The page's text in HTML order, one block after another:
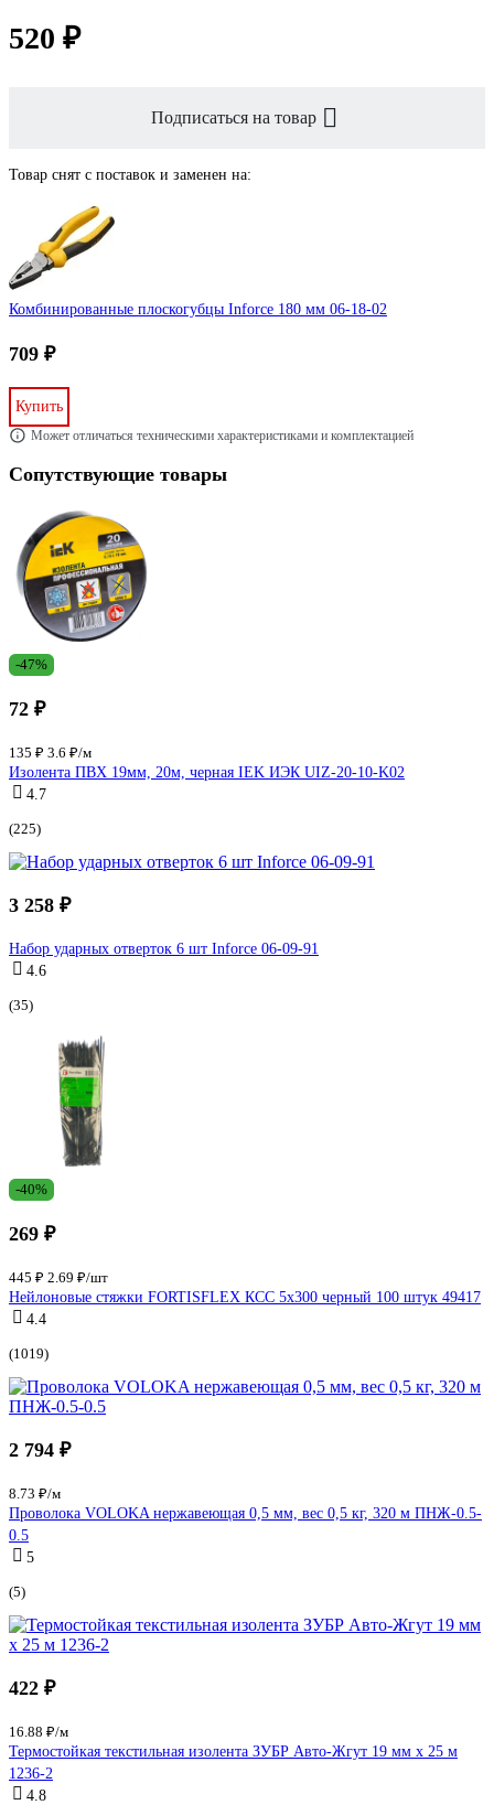
520 ₽
Подписаться на товар
Товар снят с поставок и заменен на:
Комбинированные плоскогубцы Inforce 180 мм 06-18-02
709 ₽
Купить
Может отличаться техническими характеристиками и комплектацией
Сопутствующие товары
-47%
72 ₽
135 ₽ 3.6 ₽/м
Изолента ПВХ 19мм, 20м, черная IEK ИЭК UIZ-20-10-K02
4.7
(225)
3 258 ₽
Набор ударных отверток 6 шт Inforce 06-09-91
4.6
(35)
-40%
269 ₽
445 ₽ 2.69 ₽/шт
Нейлоновые стяжки FORTISFLEX КСС 5х300 черный 100 штук 49417
4.4
(1019)
2 794 ₽
8.73 ₽/м
Проволока VOLOKA нержавеющая 0,5 мм, вес 0,5 кг, 320 м ПНЖ-0.5-
0.5
5
(5)
422 ₽
16.88 ₽/м
Термостойкая текстильная изолента ЗУБР Авто-Жгут 19 мм х 25 м
1236-2
4.8